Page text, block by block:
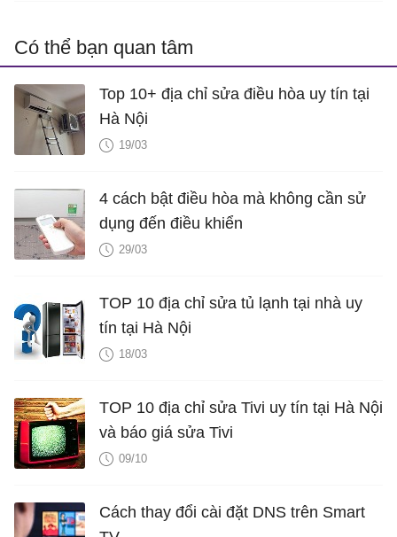
Có thể bạn quan tâm
Top 10+ địa chỉ sửa điều hòa uy tín tại
Hà Nội
19/03
4 cách bật điều hòa mà không cần sử
dụng đến điều khiển
29/03
TOP 10 địa chỉ sửa tủ lạnh tại nhà uy
tín tại Hà Nội
18/03
TOP 10 địa chỉ sửa Tivi uy tín tại Hà Nội
và báo giá sửa Tivi
09/10
Cách thay đổi cài đặt DNS trên Smart